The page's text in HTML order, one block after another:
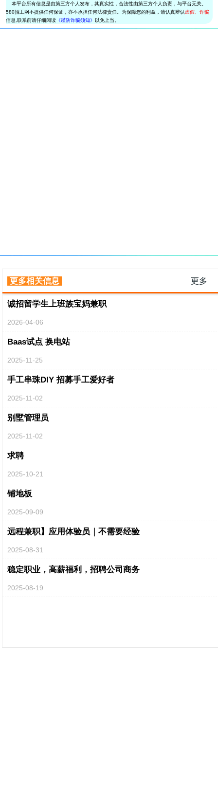
本平台所有信息是由第三方个人发布，其真实性，合法性由第三方个人负责，与平台无关。
580招工网不提供任何保证，亦不承担任何法律责任。为保障您的利益，请认真辨认 虚假、诈骗
信息,联系前请仔细阅读《谨防诈骗须知》 以免上当。
更多相关信息 更多
诚招留学生上班族宝妈兼职
2026-04-06
Baas试点 换电站
2025-11-25
手工串珠DIY 招募手工爱好者
2025-11-02
别墅管理员
2025-11-02
求聘
2025-10-21
铺地板
2025-09-09
远程兼职】应用体验员｜不需要经验
2025-08-31
稳定职业，高薪福利，招聘公司商务
2025-08-19